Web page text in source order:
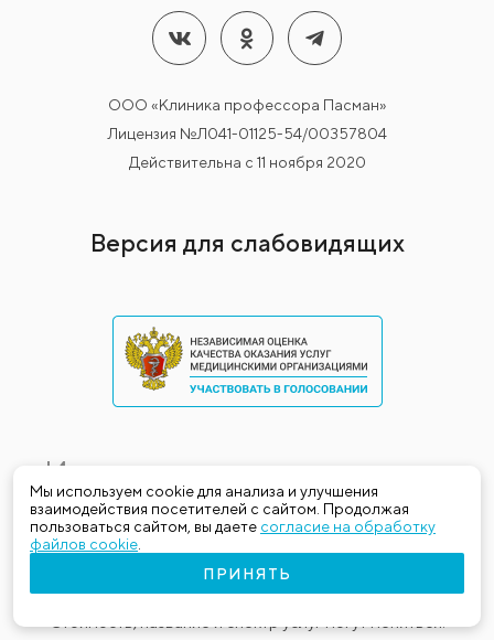
Мы используем cookie для анализа и улучшения
взаимодействия посетителей с сайтом. Продолжая
пользоваться сайтом, вы даете согласие на обработку
файлов cookie
ПРИНЯТЬ
ООО «Клиника профессора Пасман»
Лицензия №Л041-01125-54/00357804
Действительна с 11 ноября 2020
Версия для слабовидящих
Имеются противопоказания.
Необходима консультация
специалиста
Данная информация не является публичной офертой.